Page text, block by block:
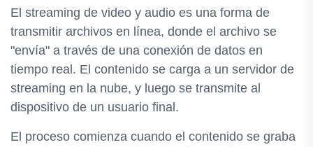
El streaming de video y audio es una forma de
transmitir archivos en línea, donde el archivo se
"envía" a través de una conexión de datos en
tiempo real. El contenido se carga a un servidor de
streaming en la nube, y luego se transmite al
dispositivo de un usuario final.
El proceso comienza cuando el contenido se graba